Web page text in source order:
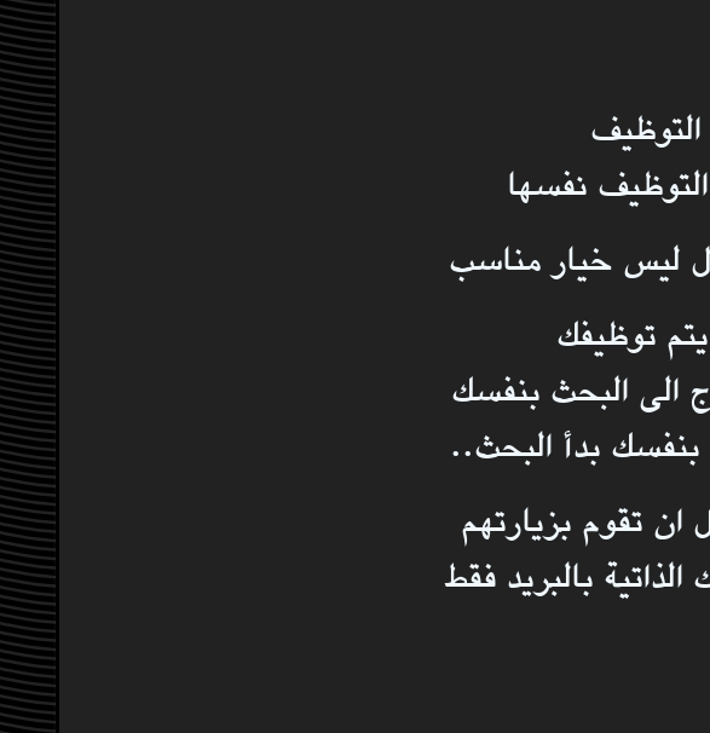
نفسها
ليس خيار مناسب
توظيفك
الى البحث بنفسك
بنفسك بدأ البحث..
تقوم بزيارتهم
بالبريد فقط